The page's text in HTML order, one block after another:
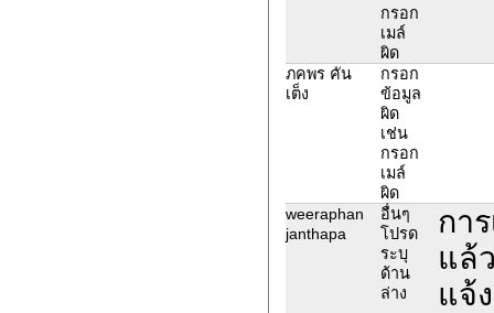
กรอก
เมล์
ผิด
ภคพร คัน
เต็ง
กรอก
ข้อมูล
ผิด
เช่น
กรอก
เมล์
ผิด
weeraphan
janthapa
อื่นๆ
โปรด
ระบุ
ด้าน
ล่าง
กา
แล้
แจ้